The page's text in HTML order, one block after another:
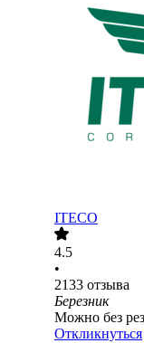
ITECO
4.5
•
2133 отзыва
Березник
Можно без
Откликнуться